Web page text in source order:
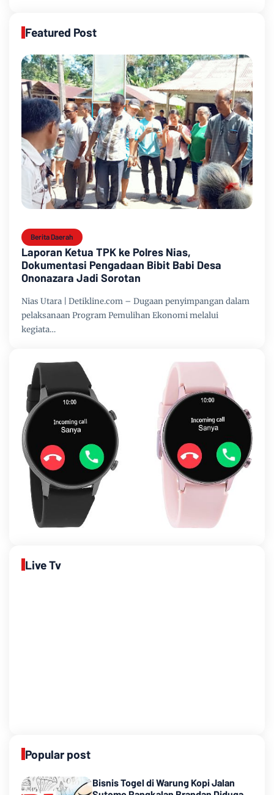
Featured Post
Berita Daerah
Laporan Ketua TPK ke Polres Nias,
Dokumentasi Pengadaan Bibit Babi Desa
Ononazara Jadi Sorotan
Nias Utara | Detikline.com – Dugaan penyimpangan dalam
pelaksanaan Program Pemulihan Ekonomi melalui
kegiata…
Live Tv
Popular post
Bisnis Togel di Warung Kopi Jalan